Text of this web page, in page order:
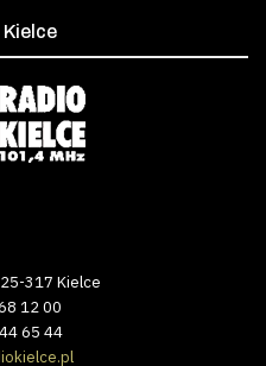
317 Kielce
12 00
65 44